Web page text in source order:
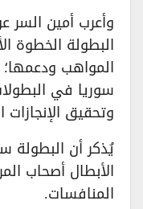
​وأعرب أمين
البطولة الخطوة
المواهب
سوريا في
وتحقيق الإنجازات
​يُذكر أن البطولة
الأبطال أصحاب
المنافسات.